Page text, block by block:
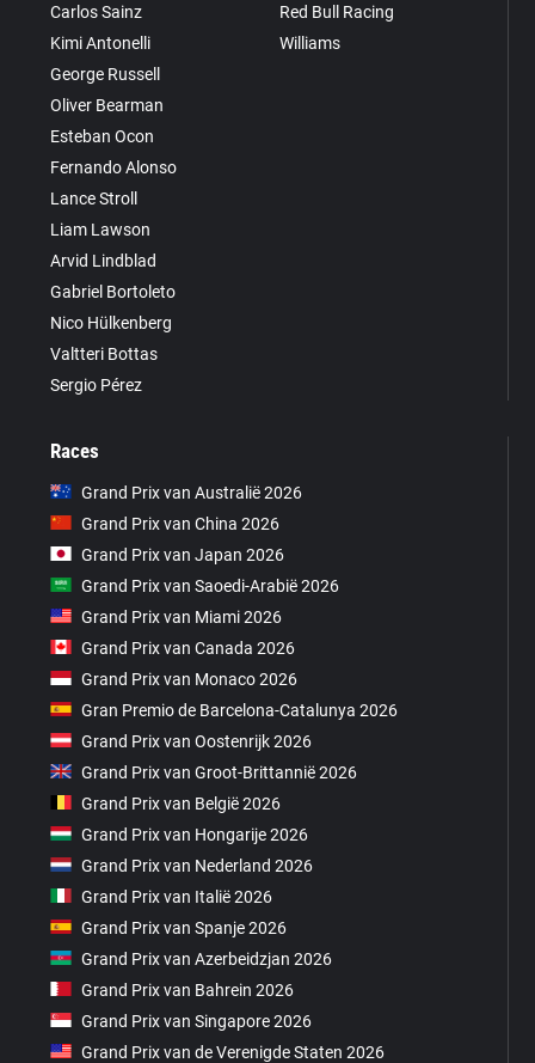
Carlos Sainz
Kimi Antonelli
George Russell
Oliver Bearman
Esteban Ocon
Fernando Alonso
Lance Stroll
Liam Lawson
Arvid Lindblad
Gabriel Bortoleto
Nico Hülkenberg
Valtteri Bottas
Sergio Pérez
Red Bull Racing
Williams
Races
Grand Prix van Australië 2026
Grand Prix van China 2026
Grand Prix van Japan 2026
Grand Prix van Saoedi-Arabië 2026
Grand Prix van Miami 2026
Grand Prix van Canada 2026
Grand Prix van Monaco 2026
Gran Premio de Barcelona-Catalunya 2026
Grand Prix van Oostenrijk 2026
Grand Prix van Groot-Brittannië 2026
Grand Prix van België 2026
Grand Prix van Hongarije 2026
Grand Prix van Nederland 2026
Grand Prix van Italië 2026
Grand Prix van Spanje 2026
Grand Prix van Azerbeidzjan 2026
Grand Prix van Bahrein 2026
Grand Prix van Singapore 2026
Grand Prix van de Verenigde Staten 2026